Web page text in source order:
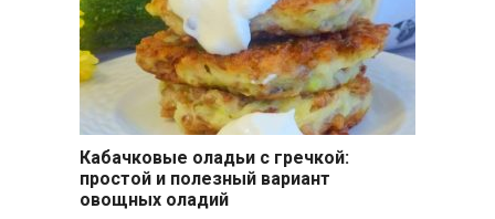
Кабачковые оладьи с гречкой:
простой и полезный вариант
овощных оладий